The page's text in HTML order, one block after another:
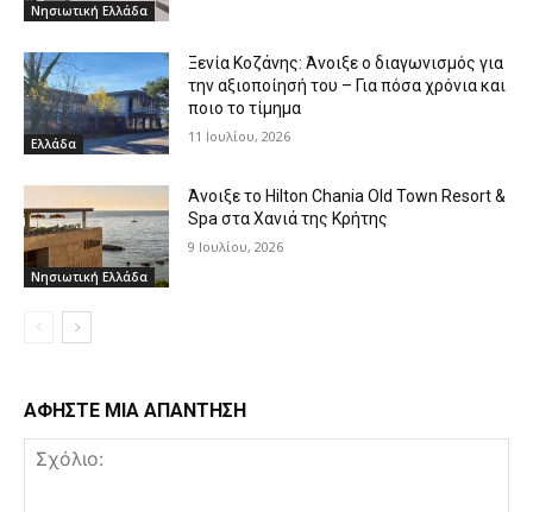
Νησιωτική Ελλάδα
Ελλάδα
Ξενία Κοζάνης: Άνοιξε ο διαγωνισμός για
την αξιοποίησή του – Για πόσα χρόνια και
ποιο το τίμημα
11 Ιουλίου, 2026
Νησιωτική Ελλάδα
Άνοιξε το Hilton Chania Old Town Resort &
Spa στα Χανιά της Κρήτης
9 Ιουλίου, 2026
ΑΦΗΣΤΕ ΜΙΑ ΑΠΑΝΤΗΣΗ